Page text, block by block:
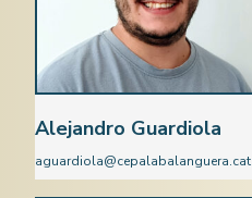
Alejandro Guardiola
aguardiola@cepalabalanguera.cat
Català